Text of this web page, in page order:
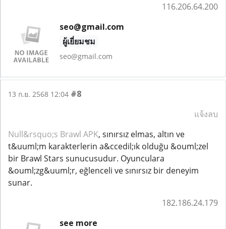
116.206.64.200
seo@gmail.com
ผู้เยี่ยมชม
seo@gmail.com
13 ก.ย. 2568 12:04 #8
แจ้งลบ
Null&rsquo;s Brawl APK, sınırsız elmas, altın ve
t&uuml;m karakterlerin a&ccedil;ık olduğu &ouml;zel
bir Brawl Stars sunucusudur. Oyunculara
&ouml;zg&uuml;r, eğlenceli ve sınırsız bir deneyim
sunar.
182.186.24.179
see more